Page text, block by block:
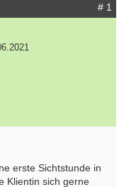
# 1
erste Sichtstunde in
Klientin sich gerne